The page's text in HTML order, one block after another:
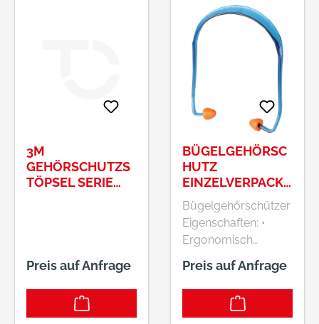
3M
GEHÖRSCHUTZS
TÖPSEL SERIE
Preis auf Anfrage
BÜGELGEHÖRSC
HUTZ
EINZELVERPACKT
BLAU / GELB
FORTIS
Bügelgehörschützer
Eigenschaften: •
Ergonomisch
geformt • Präzise
Einstellung der
Kopfweite
Dämmwerte: SNR =
Preis auf Anfrage